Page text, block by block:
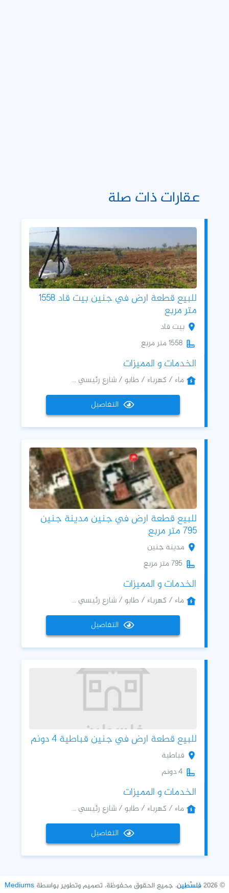
عقارات ذات صلة
للبيع قطعة ارض في جنين بيت قاد 1558
متر مربع
بيت قاد
1558 متر مربع
الخدمات و المميزات
ماء / كهرباء / طابو / شارع رئيسي ...
التفاصيل
للبيع قطعة ارض في جنين مدينة جنين
795 متر مربع
مدينة جنين
795 متر مربع
الخدمات و المميزات
ماء / كهرباء / طابو / شارع رئيسي ...
التفاصيل
للبيع قطعة ارض في جنين قباطية 4 دونم
قباطية
4 دونم
الخدمات و المميزات
ماء / كهرباء / طابو / شارع رئيسي ...
التفاصيل
© 2026 فِلسْطِين. جميع الحقوق محفوظة. تصميم وتطوير بواسطةMediums